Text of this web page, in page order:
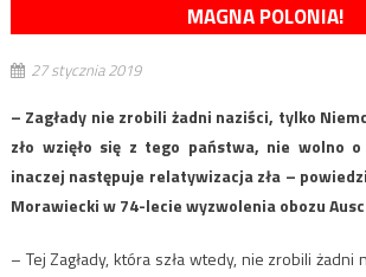
MAGNA POLONIA!
27 stycznia 2019
– Zagłady nie zrobili żadni naziści, tylko
zło wzięło się z tego państwa, nie wolno
inaczej następuje relatywizacja zła –
Morawiecki w 74-lecie wyzwolenia obozu
– Tej Zagłady, która szła wtedy, nie zrobili żadni